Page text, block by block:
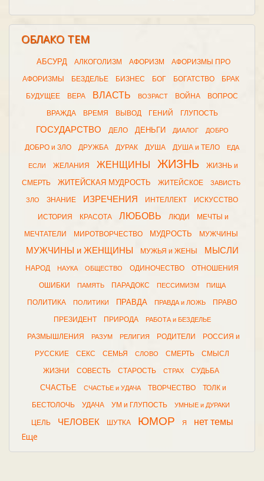
ОБЛАКО ТЕМ
АБСУРД АЛКОГОЛИЗМ АФОРИЗМ АФОРИЗМЫ ПРО
АФОРИЗМЫ БЕЗДЕЛЬЕ БИЗНЕС БОГ БОГАТСТВО БРАК
БУДУЩЕЕ ВЕРА ВЛАСТЬ ВОЗРАСТ ВОЙНА ВОПРОС
ВРАЖДА ВРЕМЯ ВЫВОД ГЕНИЙ ГЛУПОСТЬ
ГОСУДАРСТВО ДЕЛО ДЕНЬГИ ДИАЛОГ ДОБРО
ДОБРО и ЗЛО ДРУЖБА ДУРАК ДУША ДУША и ТЕЛО ЕДА
ЕСЛИ ЖЕЛАНИЯ ЖЕНЩИНЫ ЖИЗНЬ ЖИЗНЬ и
СМЕРТЬ ЖИТЕЙСКАЯ МУДРОСТЬ ЖИТЕЙСКОЕ ЗАВИСТЬ
ЗЛО ЗНАНИЕ ИЗРЕЧЕНИЯ ИНТЕЛЛЕКТ ИСКУССТВО
ИСТОРИЯ КРАСОТА ЛЮБОВЬ ЛЮДИ МЕЧТЫ и
МЕЧТАТЕЛИ МИРОТВОРЧЕСТВО МУДРОСТЬ МУЖЧИНЫ
МУЖЧИНЫ и ЖЕНЩИНЫ МУЖЬЯ и ЖЕНЫ МЫСЛИ
НАРОД НАУКА ОБЩЕСТВО ОДИНОЧЕСТВО ОТНОШЕНИЯ
ОШИБКИ ПАМЯТЬ ПАРАДОКС ПЕССИМИЗМ ПИЩА
ПОЛИТИКА ПОЛИТИКИ ПРАВДА ПРАВДА и ЛОЖЬ ПРАВО
ПРЕЗИДЕНТ ПРИРОДА РАБОТА и БЕЗДЕЛЬЕ
РАЗМЫШЛЕНИЯ РАЗУМ РЕЛИГИЯ РОДИТЕЛИ РОССИЯ и
РУССКИЕ СЕКС СЕМЬЯ СЛОВО СМЕРТЬ СМЫСЛ
ЖИЗНИ СОВЕСТЬ СТАРОСТЬ СТРАХ СУДЬБА
СЧАСТЬЕ СЧАСТЬЕ и УДАЧА ТВОРЧЕСТВО ТОЛК и
БЕСТОЛОЧЬ УДАЧА УМ и ГЛУПОСТЬ УМНЫЕ и ДУРАКИ
ЦЕЛЬ ЧЕЛОВЕК ШУТКА ЮМОР Я нет темы
Еще